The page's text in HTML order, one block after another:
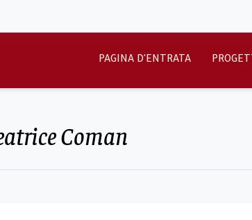
PAGINA D'ENTRATA
Coman